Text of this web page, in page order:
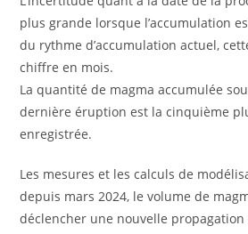
plus grande lorsque l’accumulation
du rythme d’accumulation actuel,
chiffre en mois.
La quantité de magma accumulée
dernière éruption est la cinquième
enregistrée.
Les mesures et les calculs de
depuis mars 2024, le volume de
déclencher une nouvelle propagation